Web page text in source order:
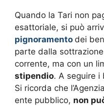
Quando la Tari non
esattoriale, si può
pignoramento dei
parte dalla
corrente, ma con un
stipendio. A seguire i
Si ricorda che
ente pubblico, non